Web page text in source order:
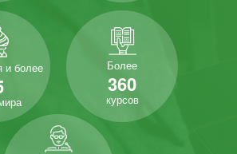
и более Более
360
курсов